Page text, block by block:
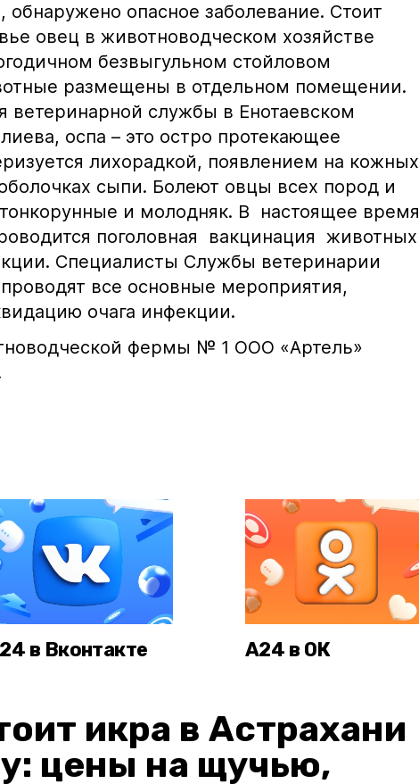
обнаружено опасное заболевание. Стоит
овец в животноводческом хозяйстве
безвыгульном стойловом
размещены в отдельном помещении.
ветеринарной службы в Енотаевском
оспа – это остро протекающее
лихорадкой, появлением на кожных
сыпи. Болеют овцы всех пород и
и молодняк. В настоящее время
поголовная вакцинация животных
Специалисты Службы ветеринарии
проводят все основные мероприятия,
очага инфекции.
фермы № 1 ООО «Артель»
в Вконтакте А24 в ОК
икра в Астрахани
цены на щучью,